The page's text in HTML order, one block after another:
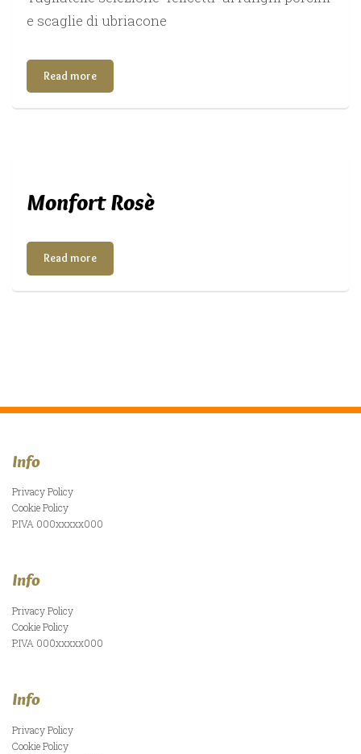
e scaglie di ubriacone
Read more
Monfort Rosè
Read more
Info
Privacy Policy
Cookie Policy
P.IVA 000xxxxx000
Info
Privacy Policy
Cookie Policy
P.IVA 000xxxxx000
Info
Privacy Policy
Cookie Policy